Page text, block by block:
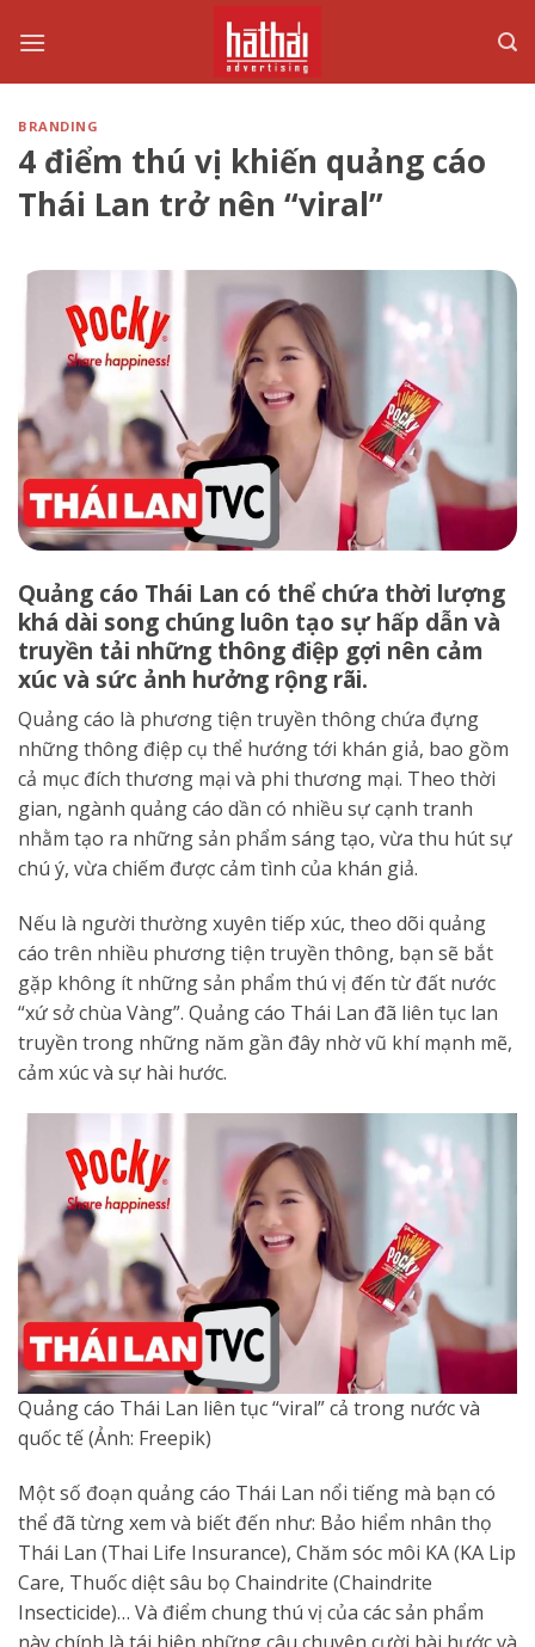
BRANDING
4 điểm thú vị khiến quảng cáo
Thái Lan trở nên “viral”
Quảng cáo Thái Lan có thể chứa thời lượng
khá dài song chúng luôn tạo sự hấp dẫn và
truyền tải những thông điệp gợi nên cảm
xúc và sức ảnh hưởng rộng rãi.
Quảng cáo là phương tiện truyền thông chứa đựng
những thông điệp cụ thể hướng tới khán giả, bao gồm
cả mục đích thương mại và phi thương mại. Theo thời
gian, ngành quảng cáo dần có nhiều sự cạnh tranh
nhằm tạo ra những sản phẩm sáng tạo, vừa thu hút sự
chú ý, vừa chiếm được cảm tình của khán giả.
Nếu là người thường xuyên tiếp xúc, theo dõi quảng
cáo trên nhiều phương tiện truyền thông, bạn sẽ bắt
gặp không ít những sản phẩm thú vị đến từ đất nước
“xứ sở chùa Vàng”. Quảng cáo Thái Lan đã liên tục lan
truyền trong những năm gần đây nhờ vũ khí mạnh mẽ,
cảm xúc và sự hài hước.
Quảng cáo Thái Lan liên tục “viral” cả trong nước và
quốc tế (Ảnh: Freepik)
Một số đoạn quảng cáo Thái Lan nổi tiếng mà bạn có
thể đã từng xem và biết đến như: Bảo hiểm nhân thọ
Thái Lan (Thai Life Insurance), Chăm sóc môi KA (KA Lip
Care, Thuốc diệt sâu bọ Chaindrite (Chaindrite
Insecticide)… Và điểm chung thú vị của các sản phẩm